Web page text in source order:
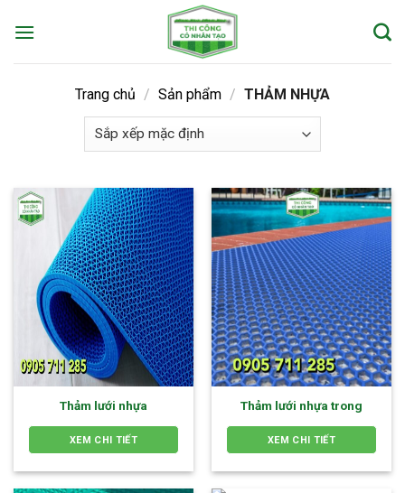
Trang chủ / Sản phẩm / THẢM NHỰA
Thảm lưới nhựa
XEM CHI TIẾT
Thảm lưới nhựa trong
XEM CHI TIẾT